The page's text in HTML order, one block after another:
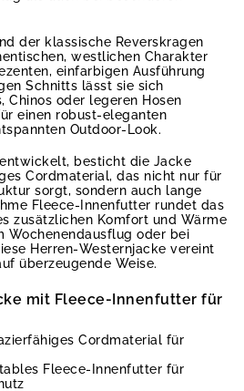
der klassische Reverskragen
westlichen Charakter
einfarbigen Ausführung
Schnitts lässt sie sich
Chinos oder legeren Hosen
einen robust-eleganten
Outdoor-Look.
besticht die Jacke
Cordmaterial, das nicht nur für
sorgt, sondern auch lange
Fleece-Innenfutter rundet das
zusätzlichen Komfort und Wärme
Wochenendausflug oder bei
Herren-Westernjacke vereint
überzeugende Weise.
mit Fleece-Innenfutter für
Cordmaterial für
Fleece-Innenfutter für